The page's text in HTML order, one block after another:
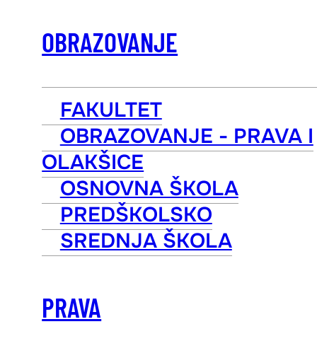
OBRAZOVANJE
FAKULTET
OBRAZOVANJE - PRAVA I
OLAKŠICE
OSNOVNA ŠKOLA
PREDŠKOLSKO
SREDNJA ŠKOLA
PRAVA